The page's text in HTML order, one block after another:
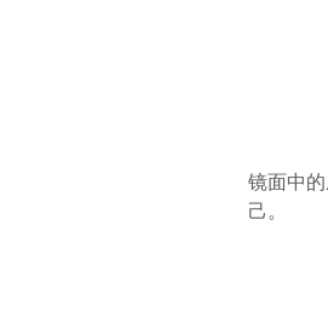
镜面中
己。